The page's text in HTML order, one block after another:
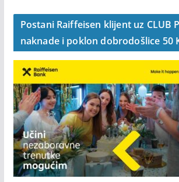
Postani Raiffeisen klijent uz CLUB
naknade i poklon dobrodošlice 50